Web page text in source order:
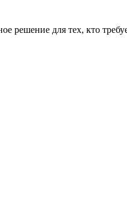
решение для тех, кто